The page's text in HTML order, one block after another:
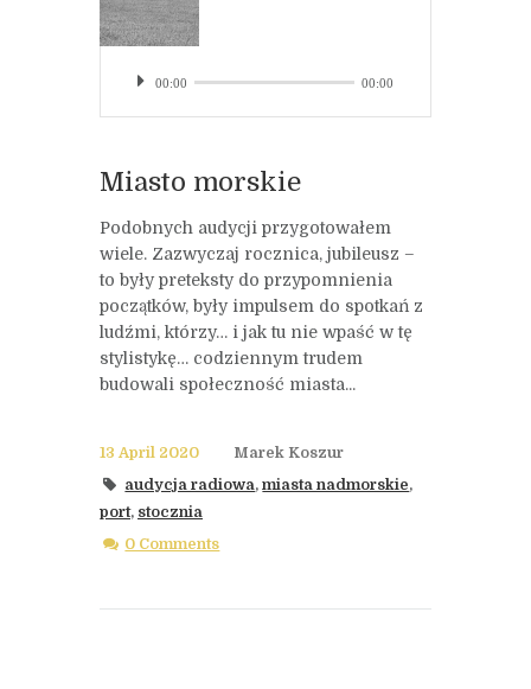
00:00 00:00
Miasto morskie
Podobnych audycji przygotowałem
wiele. Zazwyczaj rocznica, jubileusz –
to były preteksty do przypomnienia
początków, były impulsem do spotkań z
ludźmi, którzy… i jak tu nie wpaść w tę
stylistykę… codziennym trudem
budowali społeczność miasta...
13 April 2020
Marek Koszur
audycja radiowa,miasta nadmorskie,
port, stocznia
0 Comments